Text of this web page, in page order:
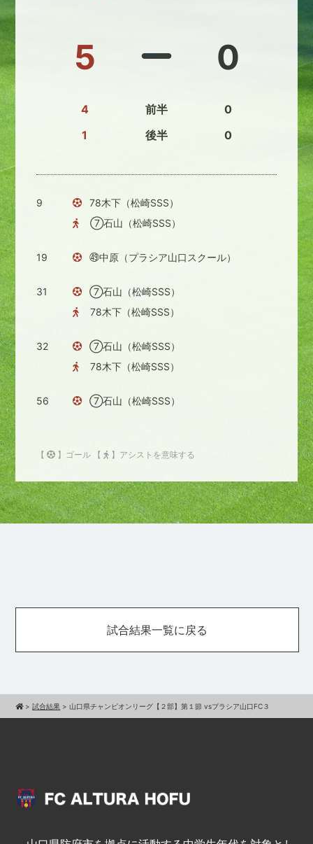
5
4
1
前半
後半
0
0
0
9
78木下（松崎SSS）
⑦石山（松崎SSS）
19 ㊾中原（プラシア山口スクール）
31
⑦石山（松崎SSS）
78木下（松崎SSS）
32
⑦石山（松崎SSS）
78木下（松崎SSS）
56 ⑦石山（松崎SSS）
【 】ゴール 【 】アシストを意味する
試合結果一覧に戻る
>試合結果 >山口県チャンピオンリーグ【２部】第１節 vsプラシア山口FC３